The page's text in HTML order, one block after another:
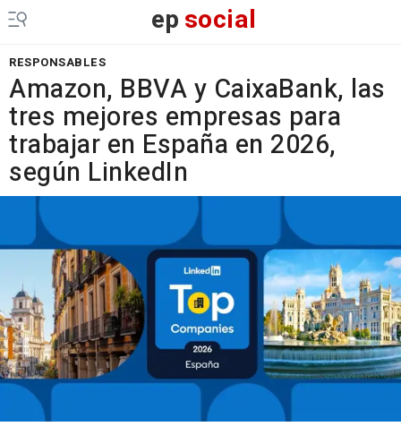
epsocial
RESPONSABLES
Amazon, BBVA y CaixaBank, las
tres mejores empresas para
trabajar en España en 2026,
según LinkedIn